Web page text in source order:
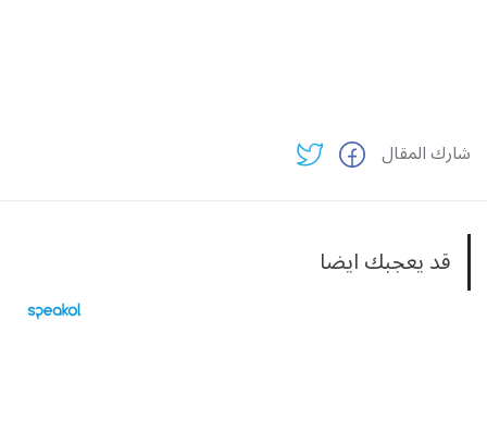
شارك المقال
قد يعجبك ايضا